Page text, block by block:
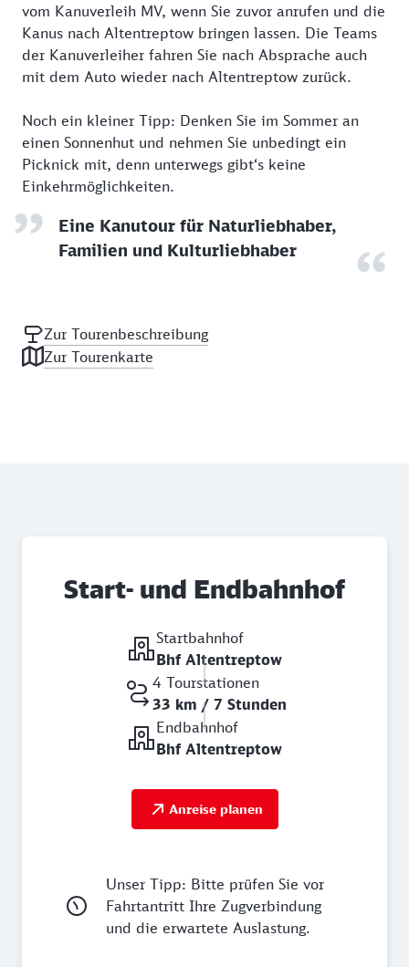
vom Kanuverleih MV, wenn Sie zuvor anrufen und die
Kanus nach Altentreptow bringen lassen. Die Teams
der Kanuverleiher fahren Sie nach Absprache auch
mit dem Auto wieder nach Altentreptow zurück.
Noch ein kleiner Tipp: Denken Sie im Sommer an
einen Sonnenhut und nehmen Sie unbedingt ein
Picknick mit, denn unterwegs gibt‘s keine
Einkehrmöglichkeiten.
Eine Kanutour für Naturliebhaber,
Familien und Kulturliebhaber
Zur Tourenbeschreibung
Zur Tourenkarte
Start- und Endbahnhof
Startbahnhof
Bhf Altentreptow
4 Tourstationen
33 km / 7 Stunden
Endbahnhof
Bhf Altentreptow
Anreise planen
Unser Tipp: Bitte prüfen Sie vor
Fahrtantritt Ihre Zugverbindung
und die erwartete Auslastung.